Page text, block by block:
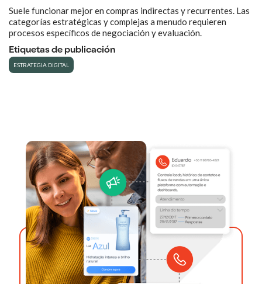
Suele funcionar mejor en compras indirectas y recurrentes. Las
categorías estratégicas y complejas a menudo requieren
procesos específicos de negociación y evaluación.
Etiquetas de publicación
ESTRATEGIA DIGITAL